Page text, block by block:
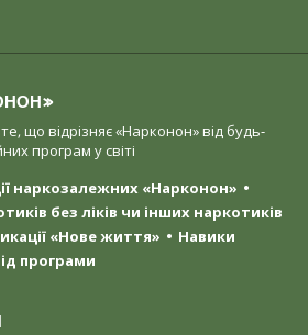
що відрізняє «Нарконон» від будь-
програм у світі
наркозалежних «Нарконон»
без ліків чи інших наркотиків
«Нове життя»
Навики
програми